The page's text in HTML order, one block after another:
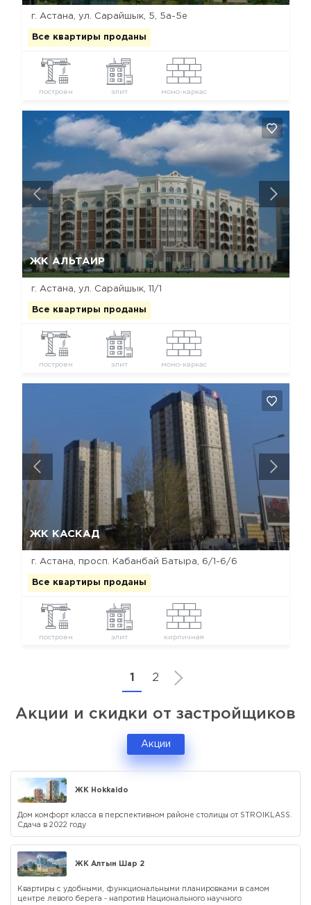
г. Астана, ул. Сарайшык, 5, 5а-5е
Все квартиры проданы
построен элит моно-каркас
ЖК АЛЬТАИР
г. Астана, ул. Сарайшык, 11/1
Все квартиры проданы
построен элит моно-каркас
Да, удалить Отмена
ЖК КАСКАД
г. Астана, просп. Кабанбай Батыра, 6/1-6/6
Все квартиры проданы
построен элит кирпичная
Да, удалить
1 2
Акции и скидки от застройщиков
Акции
ЖК Hokkaido
Дом комфорт класса в перспективном районе столицы от STROIKLASS.
Сдача в 2022 году
ЖК Алтын Шар 2
Квартиры с удобными, функциональными планировками в самом
центре левого берега - напротив Национального научного